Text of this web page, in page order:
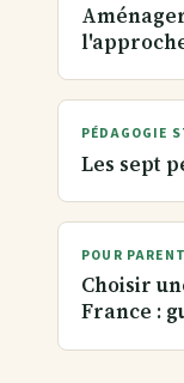
PÉDAGOGIE
Les sept
POUR
Choisir
France :